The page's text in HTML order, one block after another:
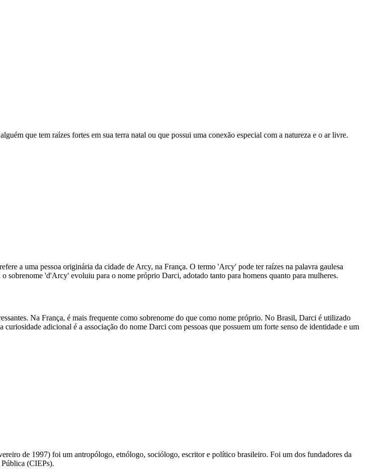
que tem raízes fortes em sua terra natal ou que possui uma conexão especial com a natureza e o ar livre.
a uma pessoa originária da cidade de Arcy, na França. O termo 'Arcy' pode ter raízes na palavra gaulesa
'd'Arcy' evoluiu para o nome próprio Darci, adotado tanto para homens quanto para mulheres.
Na França, é mais frequente como sobrenome do que como nome próprio. No Brasil, Darci é utilizado
adicional é a associação do nome Darci com pessoas que possuem um forte senso de identidade e um
de 1997) foi um antropólogo, etnólogo, sociólogo, escritor e político brasileiro. Foi um dos fundadores da
(CIEPs).